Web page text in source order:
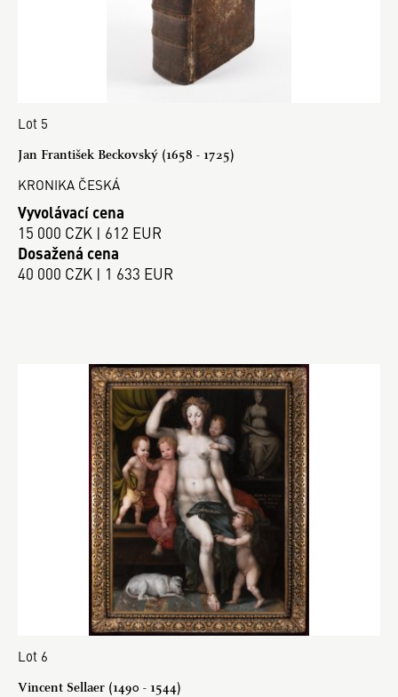
Lot 5
Jan František Beckovský (1658 - 1725)
KRONIKA ČESKÁ
Vyvolávací cena
15 000 CZK | 612 EUR
Dosažená cena
40 000 CZK | 1 633 EUR
Lot 6
Vincent Sellaer (1490 - 1544)